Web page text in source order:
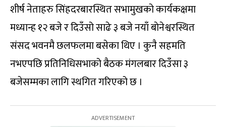
शीर्ष नेताहरु सिंहदरबारस्थित सभामुखको कार्यकक्षमा
मध्यान्ह १२ बजे र दिउँसो साढे ३ बजे नयाँ बाेनेश्वरस्थित
संसद भवनमै छलफलमा बसेका थिए । कुनै सहमति
नभएपछि प्रतिनिधिसभाको बैठक मंगलबार दिउँसा ३
बजेसम्मका लागि स्थगित गरिएको छ ।